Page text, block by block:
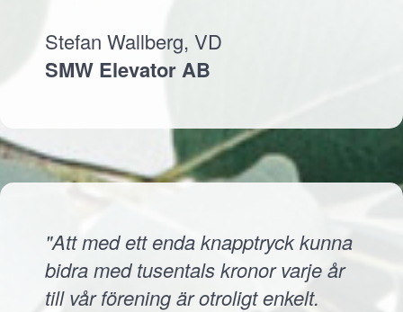
Stefan Wallberg, VD
SMW Elevator AB
"Att med ett enda knapptryck kunna
bidra med tusentals kronor varje år
till vår förening är otroligt enkelt.